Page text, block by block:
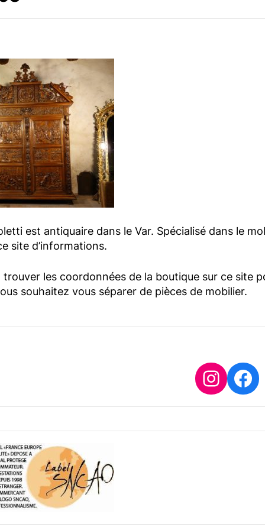
est antiquaire dans le Var. Spécialisé dans le
site d’informations.
trouver les coordonnées de la boutique sur ce site
souhaitez vous séparer de pièces de mobilier.